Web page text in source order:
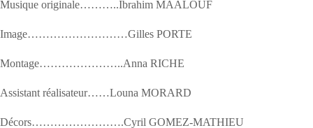
Musique originale………..Ibrahim MAALOUF
Image………………………Gilles PORTE
Montage…………………..Anna RICHE
Assistant réalisateur……Louna MORARD
Décors…………………….Cyril GOMEZ-MATHIEU